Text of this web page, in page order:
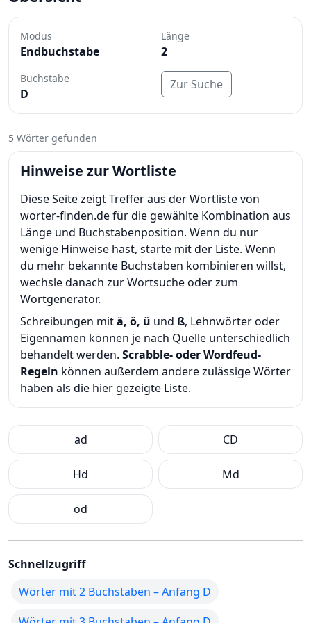
Modus
Endbuchstabe
Länge
2
Buchstabe
D
Zur Suche
5 Wörter gefunden
Hinweise zur Wortliste
Diese Seite zeigt Treffer aus der Wortliste von
worter-finden.de für die gewählte Kombination aus
Länge und Buchstabenposition. Wenn du nur
wenige Hinweise hast, starte mit der Liste. Wenn
du mehr bekannte Buchstaben kombinieren willst,
wechsle danach zur Wortsuche oder zum
Wortgenerator.
Schreibungen mitä, ö, ü und ß, Lehnwörter oder
Eigennamen können je nach Quelle unterschiedlich
behandelt werden. Scrabble- oder Wordfeud-
Regeln können außerdem andere zulässige Wörter
haben als die hier gezeigte Liste.
ad CD
Hd Md
öd
Schnellzugriff
Wörter mit 2 Buchstaben – Anfang D